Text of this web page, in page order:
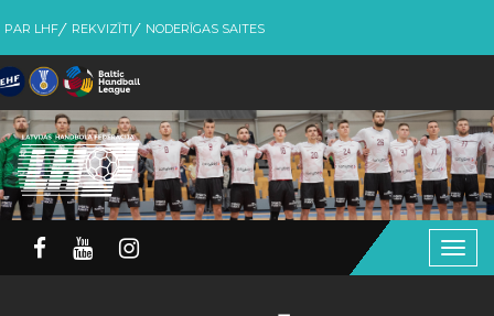
PAR LHF REKVIZĪTI NODERĪGAS SAITES